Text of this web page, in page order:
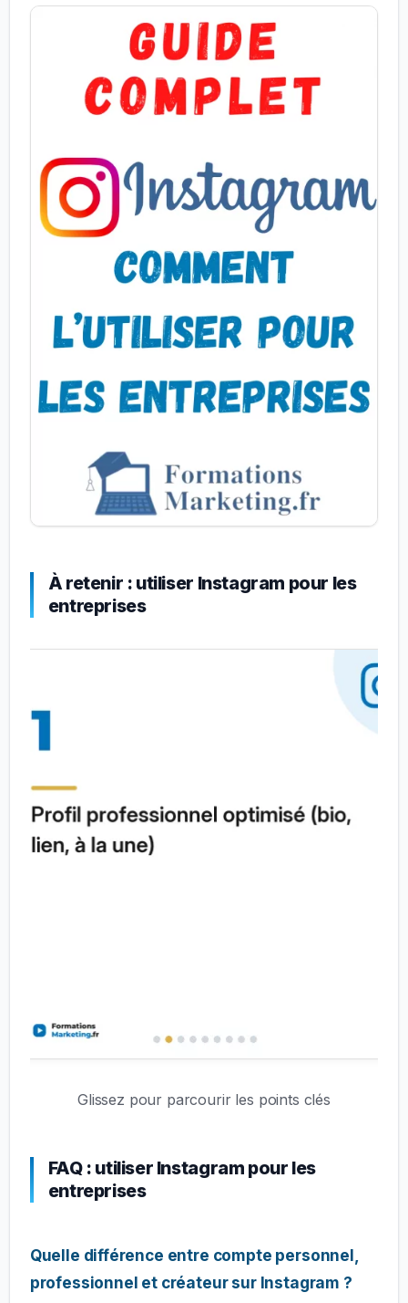
À retenir : utiliser Instagram pour les
entreprises
Glissez pour parcourir les points clés
FAQ : utiliser Instagram pour les
entreprises
Quelle différence entre compte personnel,
professionnel et créateur sur Instagram ?